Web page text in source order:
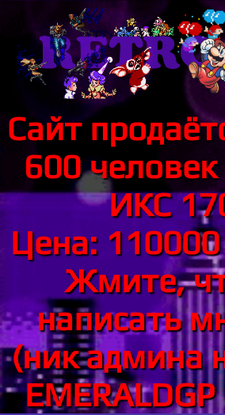
Сайт
600 человек
ИКС
Цена:
Жмите,
написать
(ник админа